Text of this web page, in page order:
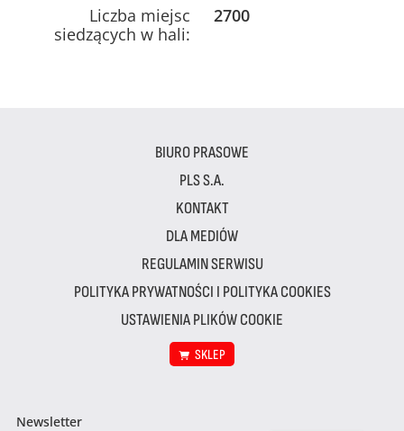
Liczba miejsc
siedzących w hali:
2700
BIURO PRASOWE
PLS S.A.
KONTAKT
DLA MEDIÓW
REGULAMIN SERWISU
POLITYKA PRYWATNOŚCI I POLITYKA COOKIES
USTAWIENIA PLIKÓW COOKIE
SKLEP
Newsletter